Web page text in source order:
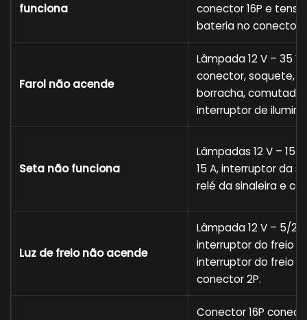
funciona
conector 16P e
bateria no conector.
Farol não acende
Lâmpada 12 V – 35 W,
conector, soquete,
borracha,
interruptor de
Seta não funciona
Lâmpadas 12 V – 15
15 A, interruptor da
relé da sinaleira e
Luz de freio não acende
Lâmpada 12 V – 5/21
interruptor do freio
interruptor do freio
conector 2P.
Conector 16P